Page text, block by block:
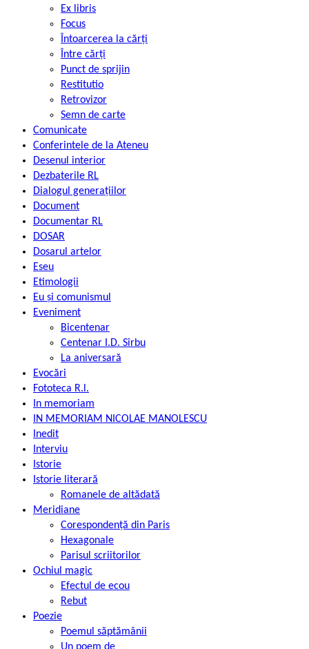
Ex libris
Focus
Întoarcerea la cărți
Între cărți
Punct de sprijin
Restitutio
Retrovizor
Semn de carte
Comunicate
Conferintele de la Ateneu
Desenul interior
Dezbaterile RL
Dialogul generațiilor
Document
Documentar RL
DOSAR
Dosarul artelor
Eseu
Etimologii
Eu și comunismul
Eveniment
Bicentenar
Centenar I.D. Sîrbu
La aniversară
Evocări
Fototeca R.l.
In memoriam
IN MEMORIAM NICOLAE MANOLESCU
Inedit
Interviu
Istorie
Istorie literară
Romanele de altădată
Meridiane
Corespondență din Paris
Hexagonale
Parisul scriitorilor
Ochiul magic
Efectul de ecou
Rebut
Poezie
Poemul săptămânii
Un poem de